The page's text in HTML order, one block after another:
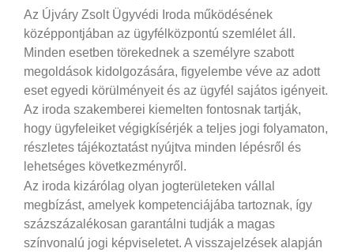
Az Újváry Zsolt Ügyvédi Iroda működésének
középpontjában az ügyfélközpontú szemlélet áll.
Minden esetben törekednek a személyre szabott
megoldások kidolgozására, figyelembe véve az adott
eset egyedi körülményeit és az ügyfél sajátos igényeit.
Az iroda szakemberei kiemelten fontosnak tartják,
hogy ügyfeleiket végigkísérjék a teljes jogi folyamaton,
részletes tájékoztatást nyújtva minden lépésről és
lehetséges következményről.
Az iroda kizárólag olyan jogterületeken vállal
megbízást, amelyek kompetenciájába tartoznak, így
százszázalékosan garantálni tudják a magas
színvonalú jogi képviseletet. A visszajelzések alapján